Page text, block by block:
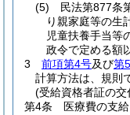
(5)
民法第877条
り親家庭等の生
児童扶養手当等
政令で定める額
3
前項第4号及び第
計算方法は、規則
(受給資格者証の交
第4条
医療費の支